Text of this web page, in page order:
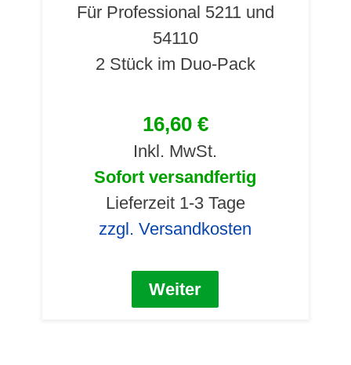
Für Professional 5211 und
54110
2 Stück im Duo-Pack
16,60 €
Inkl. MwSt.
Sofort versandfertig
Lieferzeit 1-3 Tage
zzgl. Versandkosten
Weiter